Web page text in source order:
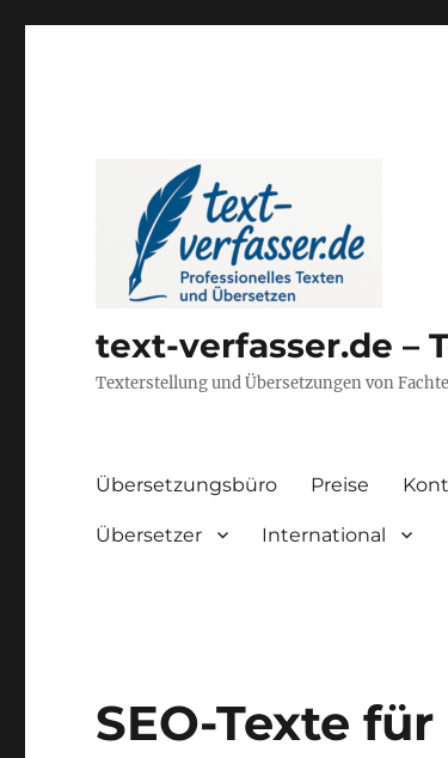
text-verfasser.de –
Texterstellung und Übersetzungen von
Übersetzungsbüro Preise
Übersetzer International
SEO-Texte